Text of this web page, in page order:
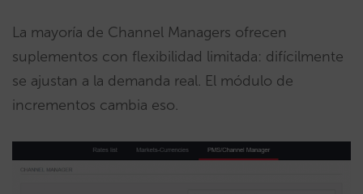
La mayoría de Channel Managers ofrecen
suplementos con flexibilidad limitada: difícilmente
se ajustan a la demanda real. El módulo de
incrementos cambia eso.